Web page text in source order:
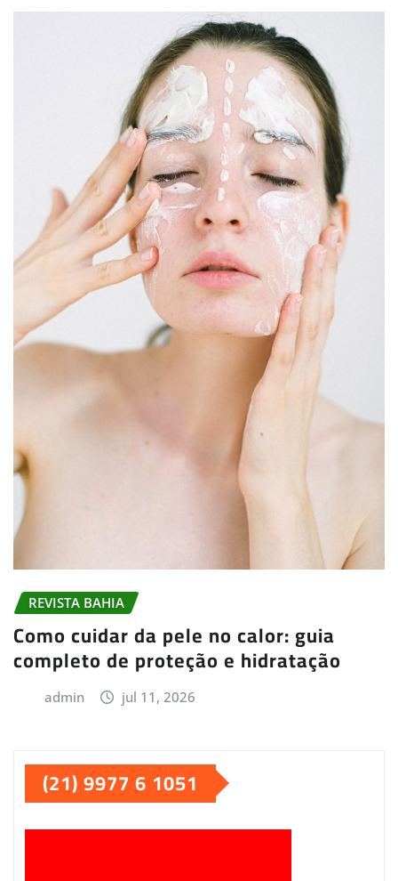
REVISTA BAHIA
Como cuidar da pele no calor: guia
completo de proteção e hidratação
admin jul 11, 2026
(21) 9977 6 1051